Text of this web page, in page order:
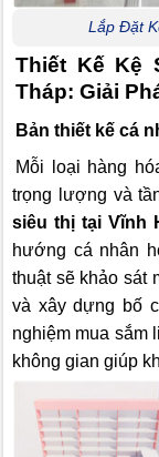
Lắp Đặt
Thiết Kế Kệ
Tháp: Giải
Bản thiết kế cá
Mỗi loại hàng
trọng lượng và
siêu thị tại Vĩnh
hướng cá nhân
thuật sẽ khảo sát
và xây dựng bố
nghiệm mua sắm
không gian giúp